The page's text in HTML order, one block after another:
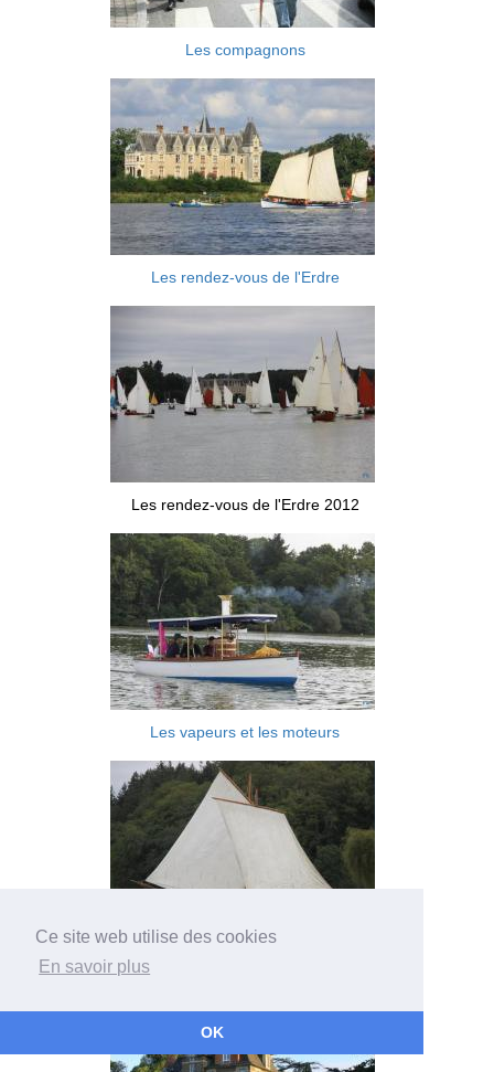
Ce site web utilise des cookies
En savoir plus
OK
Les compagnons
Les rendez-vous de l'Erdre
Les rendez-vous de l'Erdre 2012
Les vapeurs et les moteurs